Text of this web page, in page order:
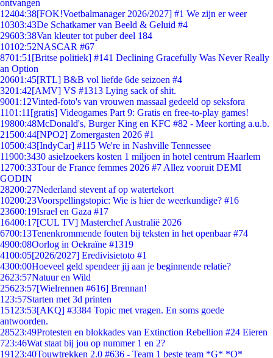
ontvangen
12404:38[FOK!Voetbalmanager 2026/2027] #1 We zijn er weer
10303:43De Schatkamer van Beeld & Geluid #4
29603:38Van kleuter tot puber deel 184
10102:52NASCAR #67
8701:51 [Britse politiek] #141 Declining Gracefully Was Never Really
an Option
20601:45[RTL] B&B vol liefde 6de seizoen #4
3201:42[AMV] VS #1313 Lying sack of shit.
9001:12Vinted-foto's van vrouwen massaal gedeeld op seksfora
1101:11 [gratis] Videogames Part 9: Gratis en free-to-play games!
19800:48McDonald's, Burger King en KFC #82 - Meer korting a.u.b.
21500:44[NPO2] Zomergasten 2026 #1
10500:43[IndyCar] #115 We're in Nashville Tennessee
11900:3430 asielzoekers kosten 1 miljoen in hotel centrum Haarlem
12700:33Tour de France femmes 2026 #7 Allez vooruit DEMI
GODIN
28200:27Nederland stevent af op watertekort
10200:23Voorspellingstopic: Wie is hier de weerkundige? #16
23600:19Israel en Gaza #17
16400:17[CUL TV] Masterchef Australië 2026
6700:13Tenenkrommende fouten bij teksten in het openbaar #74
4900:08Oorlog in Oekraïne #1319
4100:05[2026/2027] Eredivisietoto #1
4300:00Hoeveel geld spendeer jij aan je beginnende relatie?
2623:57Natuur en Wild
25623:57[Wielrennen #616] Brennan!
1 23:57Starten met 3d printen
151 23:53[AKQ] #3384 Topic met vragen. En soms goede
antwoorden.
28523:49Protesten en blokkades van Extinction Rebellion #24 Eieren
723:46Wat staat bij jou op nummer 1 en 2?
191 23:40Touwtrekken 2.0 #636 - Team 1 beste team *G* *O*